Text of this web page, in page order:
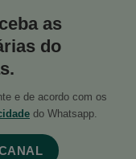
as
do
e de acordo com os
do Whatsapp.